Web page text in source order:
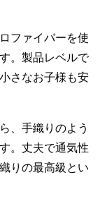
ファイバーを使
。製品レベルで
さなお子様も安
、手織りのよう
。丈夫で通気性
りの最高級とい